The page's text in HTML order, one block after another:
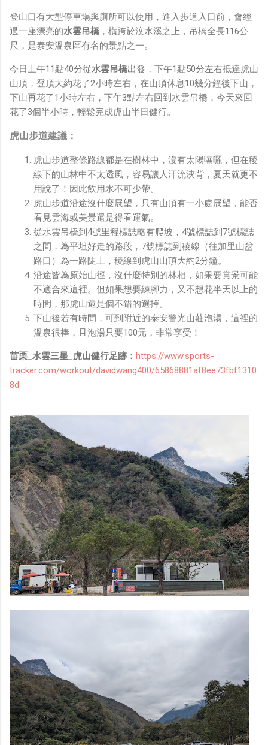
登山口有大型停車場與廁所可以使用，進入步道入口前，會經
過一座漂亮的水雲吊橋 ，橫跨於汶水溪之上，吊橋全長116公
尺，是泰安溫泉區有名的景點之一。
今日上午11點40分從水雲吊橋出發，下午1點50分左右抵達虎山
山頂，登頂大約花了2小時左右，在山頂休息10幾分鐘後下山，
下山再花了1小時左右，下午3點左右回到水雲吊橋，今天來回
花了3個半小時，輕鬆完成虎山半日健行。
虎山步道建議：
虎山步道整條路線都是在樹林中，沒有太陽曝曬，但在稜
線下的山林中不太透風，容易讓人汗流浹背，夏天就更不
用說了！因此飲用水不可少帶。
虎山步道沿途沒什麼展望，只有山頂有一小處展望，能否
看見雲海或美景還是得看運氣。
從水雲吊橋到4號里程標誌略有爬坡，4號標誌到7號標誌
之間，為平坦好走的路段，7號標誌到稜線（往加里山岔
路口）為一路陡上，稜線到虎山山頂大約2分鐘。
沿途皆為原始山徑，沒什麼特別的林相，如果要賞景可能
不適合來這裡。但如果想要練腳力，又不想花半天以上的
時間，那虎山還是個不錯的選擇。
下山後若有時間，可到附近的泰安警光山莊泡湯，這裡的
溫泉很棒，且泡湯只要100元，非常享受！
苗栗_水雲三星_虎山健行足跡： https://www.sports-
tracker.com/workout/davidwang400/65868881af8ee73fbf1310
8d